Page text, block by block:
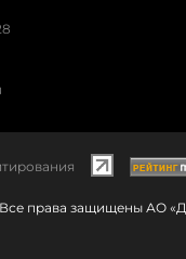
Все права защищены АО